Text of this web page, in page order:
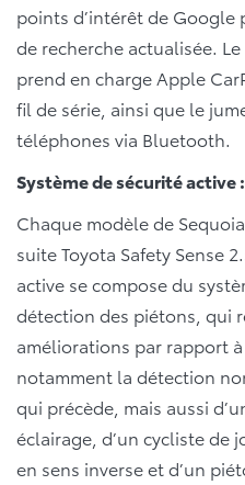
points d’intérêt de
de recherche actualisée.
prend en charge Apple
fil de série, ainsi que le
téléphones via Bluetooth.
Système de sécurité active
Chaque modèle de
suite Toyota Safety Sense
active se compose du
détection des piétons, qui
améliorations par rapport
notamment la détection
qui précède, mais aussi
éclairage, d’un cycliste de
en sens inverse et d’un